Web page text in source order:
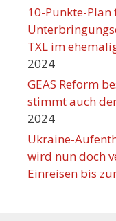
10-Punkte-
TXL im
2024
GEAS Reform
stimmt auch
2024
Ukraine-
wird nun doch
Einreisen bis